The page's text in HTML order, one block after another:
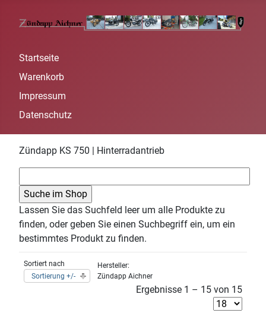
Startseite
Warenkorb
Impressum
Datenschutz
Zündapp KS 750 | Hinterradantrieb
Lassen Sie das Suchfeld leer um alle Produkte zu
finden, oder geben Sie einen Suchbegriff ein, um ein
bestimmtes Produkt zu finden.
Sortiert nach
Sortierung +/-
Hersteller:
Zündapp Aichner
Ergebnisse 1 – 15 von 15